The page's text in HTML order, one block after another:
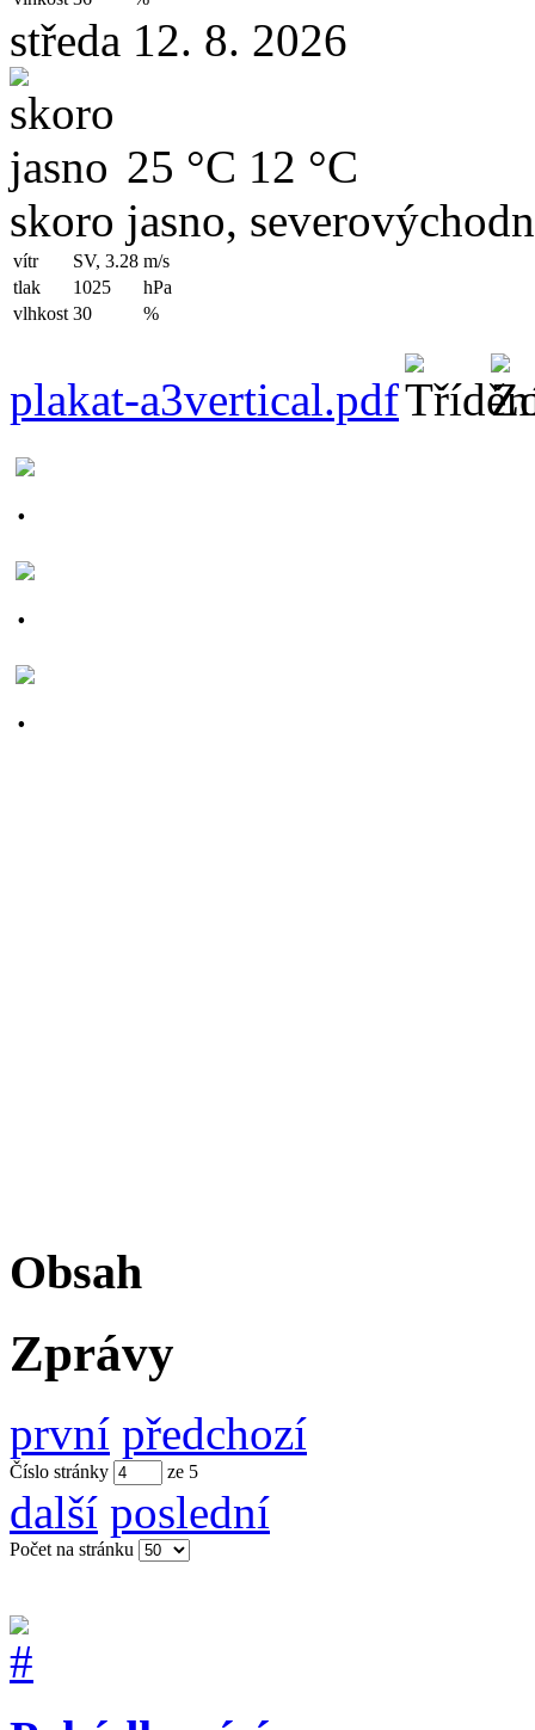
středa 12. 8. 2026
25 °C 12 °C
skoro jasno,
vítr SV, 3.28 m/s
tlak
1025
hPa
vlhkost 30 %
plakat-a3vertical.pdf
Obsah
Zprávy
první předchozí
Číslo stránky ze 5
další poslední
Počet na stránku